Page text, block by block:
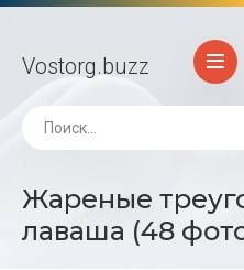
Vostorg.buzz
Жареные
лаваша (48